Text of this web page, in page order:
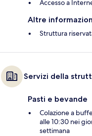
Accesso a
Altre
Struttura
Servizi della
Pasti e bevande
Colazione a
alle 10:30 nei
settimana